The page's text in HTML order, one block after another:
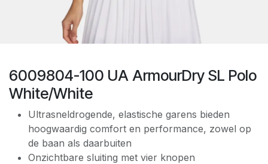
6009804-100 UA ArmourDry SL Polo
White/White
Ultrasneldrogende, elastische garens bieden
hoogwaardig comfort en performance, zowel op
de baan als daarbuiten
Onzichtbare sluiting met vier knopen